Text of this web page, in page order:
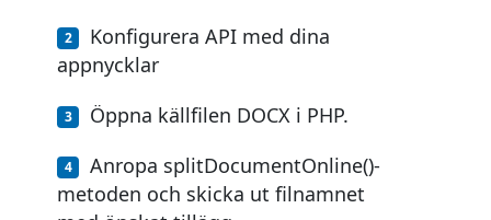
Konfigurera API med dina
appnycklar
Öppna källfilen DOCX i PHP.
Anropa splitDocumentOnline()-
metoden och skicka ut filnamnet